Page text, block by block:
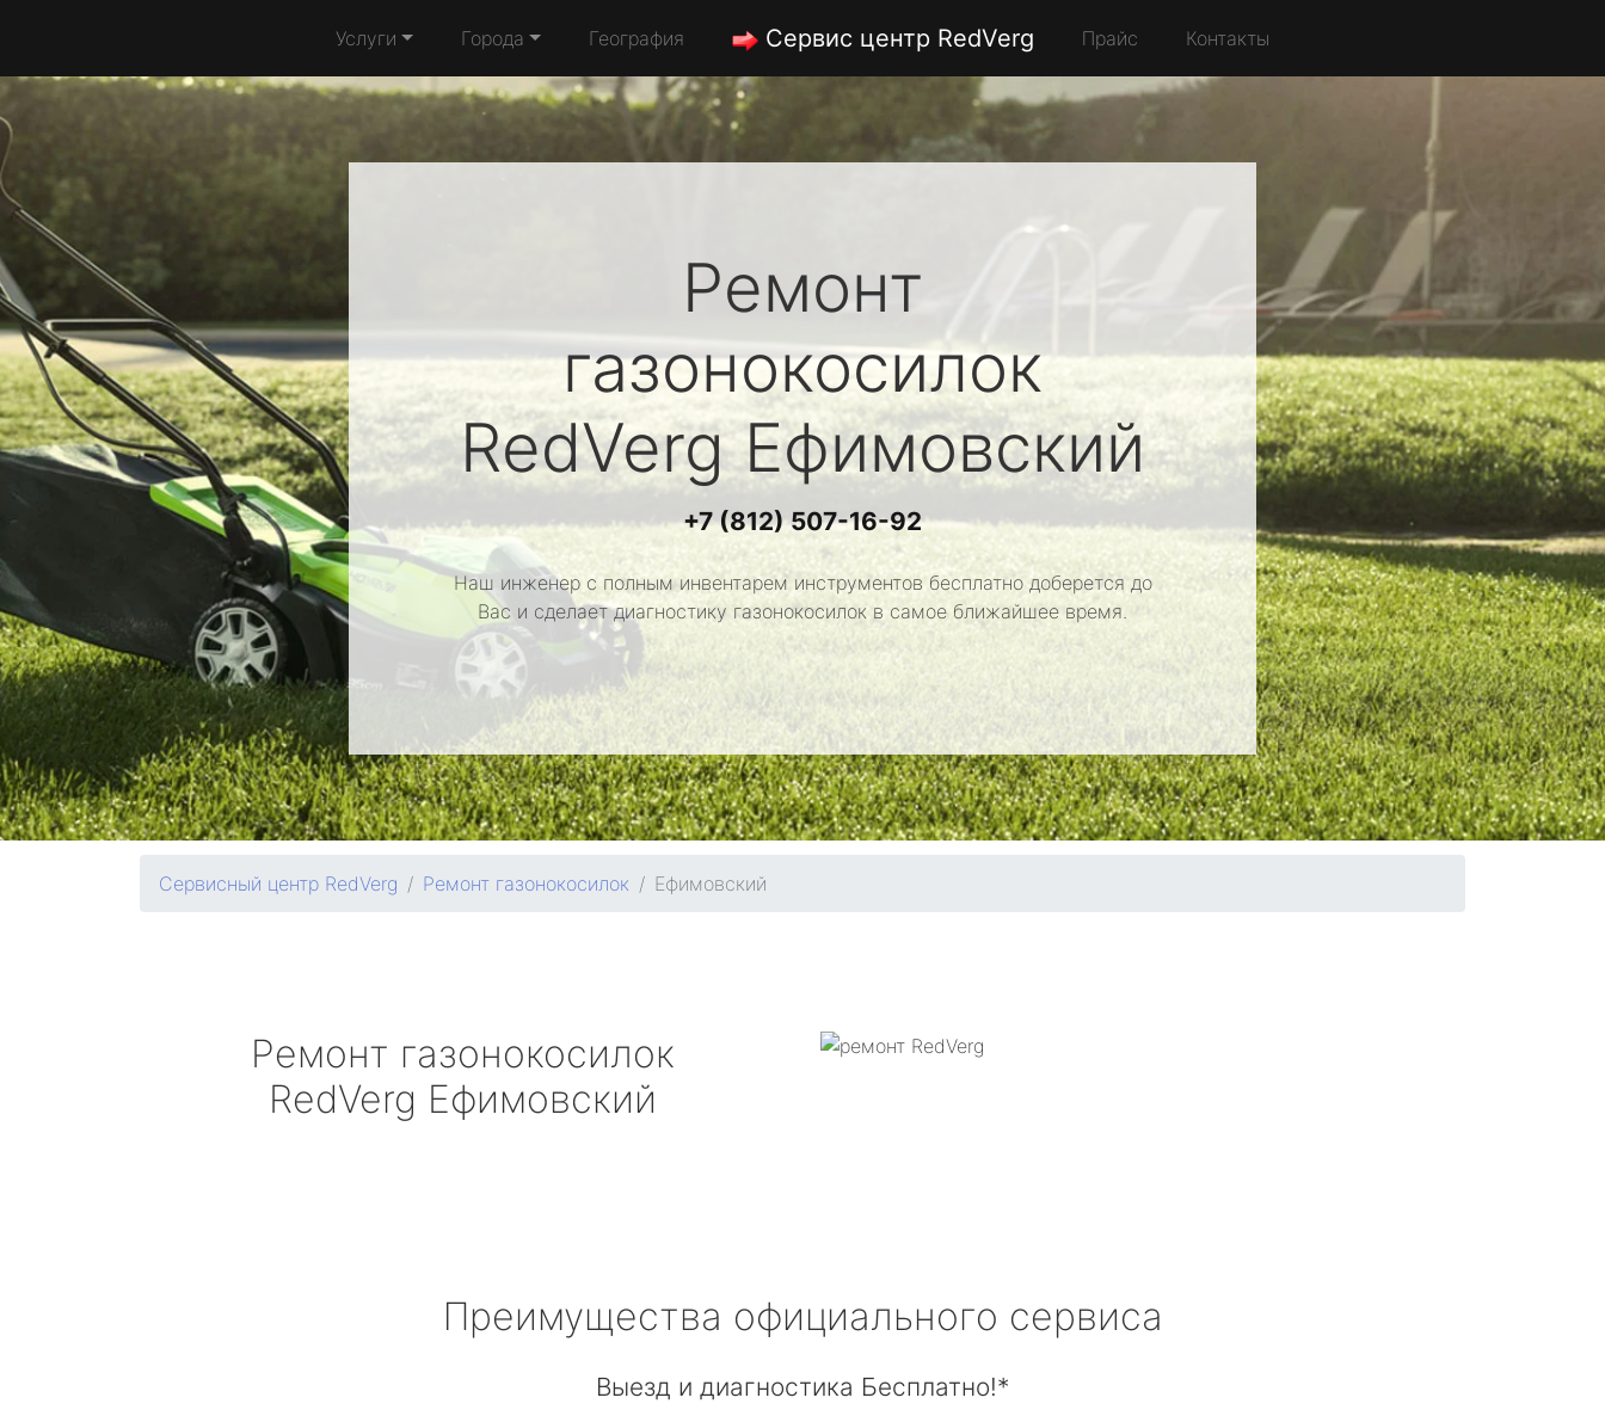
Услуги Города География Сервис центр RedVerg Прайс Контакты
Ремонт
газонокосилок
RedVergЕфимовский
+7 (812) 507-16-92
Наш инженер с полным инвентарем инструментов бесплатно доберется до
Вас и сделает диагностику газонокосилок в самое ближайшее время.
Сервисный центр RedVerg Ремонт газонокосилок Ефимовский
Ремонт газонокосилок
RedVerg Ефимовский
Преимущества официального сервиса
Выезд и диагностика Бесплатно!*